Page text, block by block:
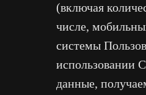
(включая
числе,
системы
использовании
данные,